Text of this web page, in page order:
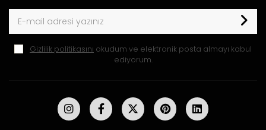
Gizlilik politikasını okudum ve elektronik posta almayı kabul
ediyorum.